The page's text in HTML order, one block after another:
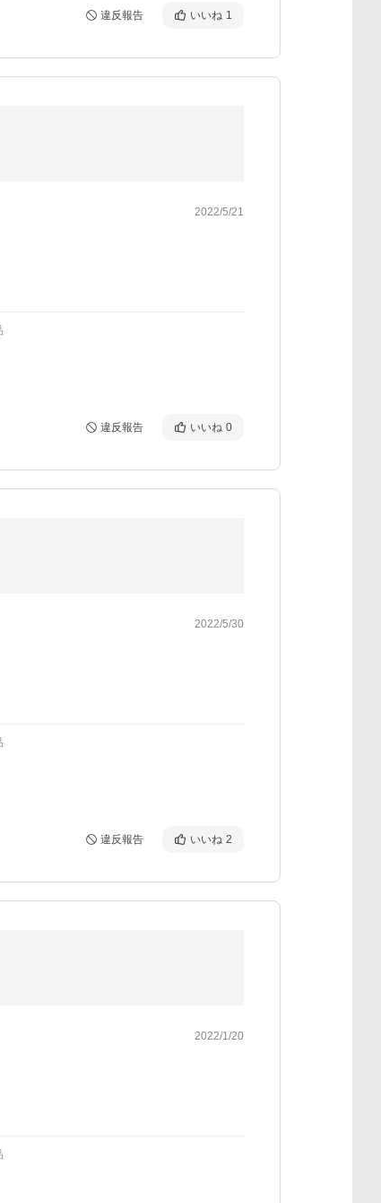
違反報告 いいね 1
2022/5/21
違反報告 いいね 0
2022/5/30
違反報告 いいね 2
2022/1/20